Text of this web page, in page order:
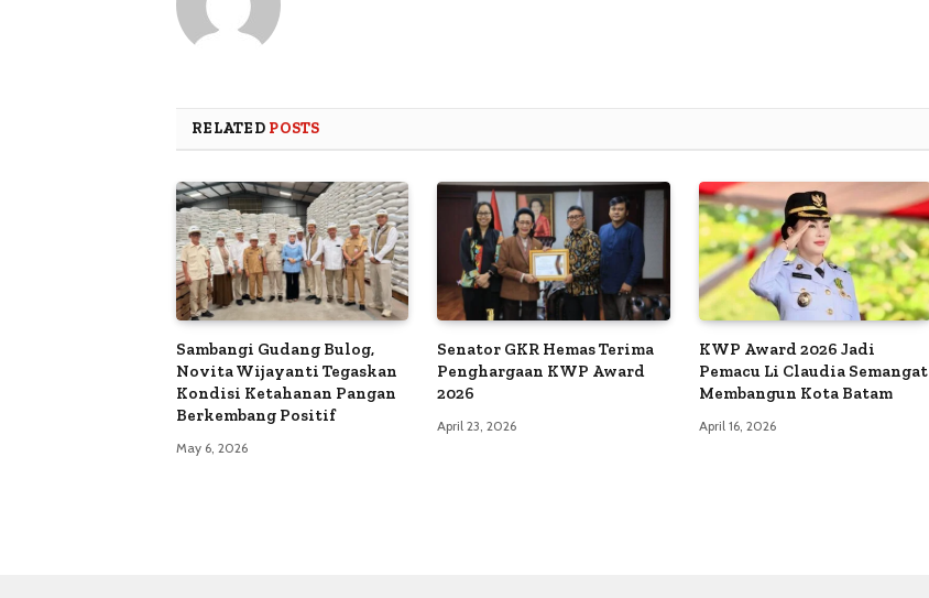
RELATED POSTS
Sambangi Gudang Bulog,
Novita Wijayanti Tegaskan
Kondisi Ketahanan Pangan
Berkembang Positif
May 6, 2026
Senator GKR Hemas Terima
Penghargaan KWP Award
2026
April 23, 2026
KWP Award 2026 Jadi
Pemacu Li Claudia Semangat
Membangun Kota Batam
April 16, 2026